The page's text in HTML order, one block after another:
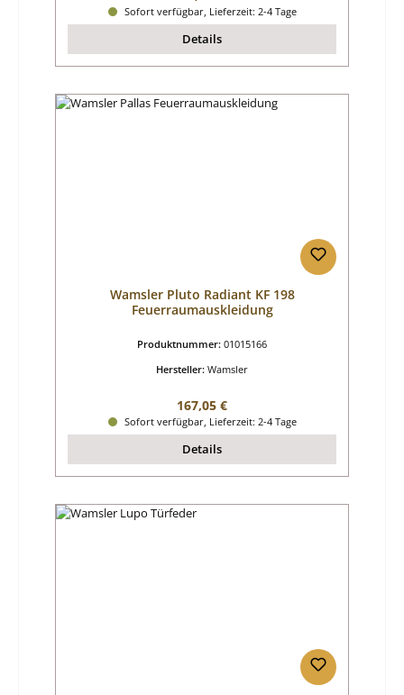
Sofort verfügbar, Lieferzeit: 2-4 Tage
Details
Wamsler Pluto Radiant KF 198
Feuerraumauskleidung
Produktnummer: 01015166
Hersteller: Wamsler
Regulärer Preis:
167,05 €
Sofort verfügbar, Lieferzeit: 2-4 Tage
Details